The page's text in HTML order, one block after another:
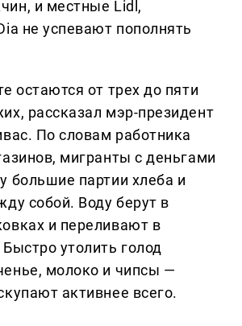
и местные Lidl,
не успевают пополнять
остаются от трех до пяти
рассказал мэр-президент
По словам работника
мигранты с деньгами
большие партии хлеба и
собой. Воду берут в
и переливают в
утолить голод
молоко и чипсы —
активнее всего.